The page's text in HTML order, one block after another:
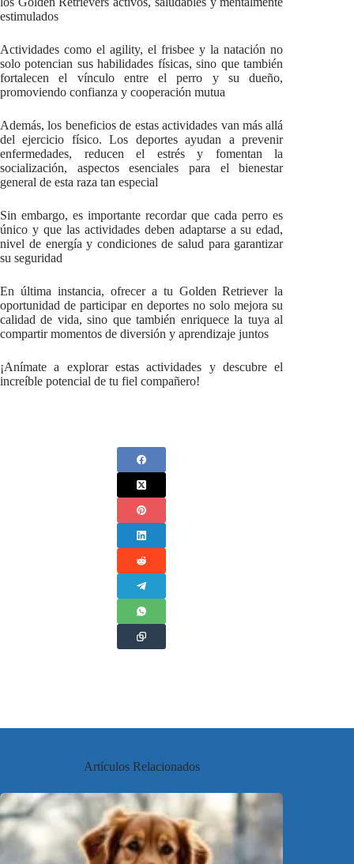
estimulados
Actividades como el agility, el frisbee y la natación no
solo potencian sus habilidades físicas, sino que también
fortalecen el vínculo entre el perro y su dueño,
promoviendo confianza y cooperación mutua
Además, los beneficios de estas actividades van más allá
del ejercicio físico. Los deportes ayudan a prevenir
enfermedades, reducen el estrés y fomentan la
socialización, aspectos esenciales para el bienestar
general de esta raza tan especial
Sin embargo, es importante recordar que cada perro es
único y que las actividades deben adaptarse a su edad,
nivel de energía y condiciones de salud para garantizar
su seguridad
En última instancia, ofrecer a tu Golden Retriever la
oportunidad de participar en deportes no solo mejora su
calidad de vida, sino que también enriquece la tuya al
compartir momentos de diversión y aprendizaje juntos
¡Anímate a explorar estas actividades y descubre el
increíble potencial de tu fiel compañero!
Artículos Relacionados